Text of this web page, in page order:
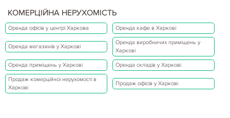
КОМЕРЦІЙНА НЕРУХОМІСТЬ
Оренда офісів у центрі Харкова Оренда кафе в Харкові
Оренда магазинів у Харкові
Оренда виробничих приміщень у
Харкові
Оренда приміщень у Харкові Оренда складів у Харкові
Продаж комерційної нерухомості в
Харкові
Продаж офісів у Харкові